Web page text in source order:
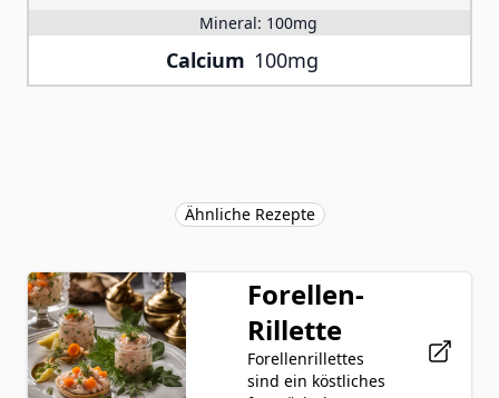
Mineral: 100mg
Calcium 100mg
Ähnliche Rezepte
Forellen-
Rillette
Forellenrillettes
sind ein köstliches